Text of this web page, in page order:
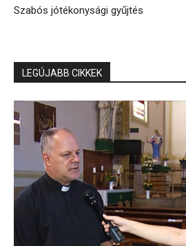
Szabós jótékonysági gyűjtés
LEGÚJABB CIKKEK